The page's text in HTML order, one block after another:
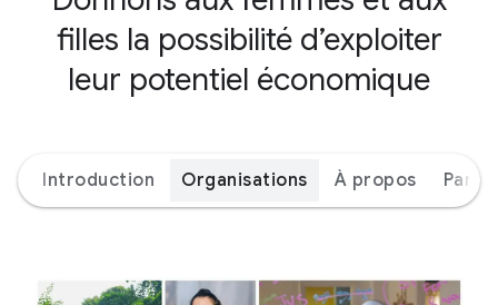
filles la possibilité d’exploiter
leur potentiel économique
Introduction Organisations À propos